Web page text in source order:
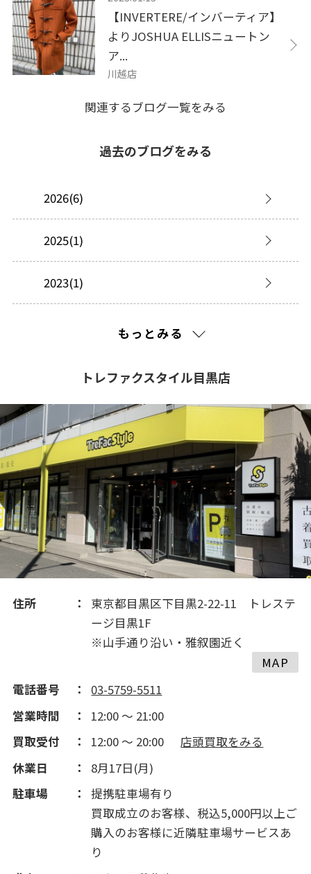
【INVERTERE/インバーティア】
よりJOSHUA ELLISニュートン
ア...
川越店
関連するブログ一覧をみる
過去のブログをみる
2026(6)
2025(1)
2023(1)
2020(136)
2019(36)
もっとみる
トレファクスタイル目黒店
住所
東京都目黒区下目黒2-22-11 トレステ
ージ目黒1F
※山手通り沿い・雅叙園近く
MAP
電話番号
03-5759-5511
営業時間
12:00 ～ 21:00
買取受付
12:00 ～ 20:00
店頭買取をみる
休業日
8月17日(月)
駐車場
提携駐車場有り
買取成立のお客様、税込5,000円以上ご
購入のお客様に近隣駐車場サービスあ
り